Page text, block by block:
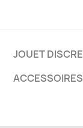
JOUET